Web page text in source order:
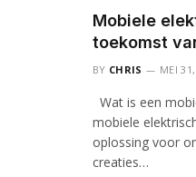
Mobiele
toekomst
BY CHRIS MEI
Wat is een
mobiele
oplossing voor
creaties…